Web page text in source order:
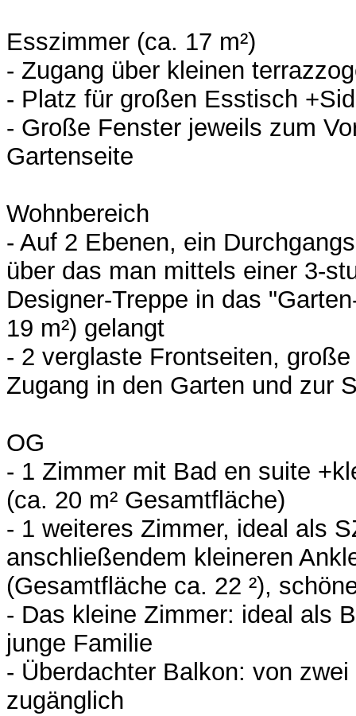
Esszimmer (ca. 17 m²)
- Zugang über kleinen
- Platz für großen Esstisch
- Große Fenster jeweils zum
Gartenseite
Wohnbereich
- Auf 2 Ebenen, ein
über das man mittels einer 3-
Designer-Treppe in das
19 m²) gelangt
- 2 verglaste Frontseiten,
Zugang in den Garten und zur
OG
- 1 Zimmer mit Bad en suite
(ca. 20 m² Gesamtfläche)
- 1 weiteres Zimmer, ideal als
anschließendem kleineren
(Gesamtfläche ca. 22 ²),
- Das kleine Zimmer: ideal als
junge Familie
- Überdachter Balkon: von
zugänglich